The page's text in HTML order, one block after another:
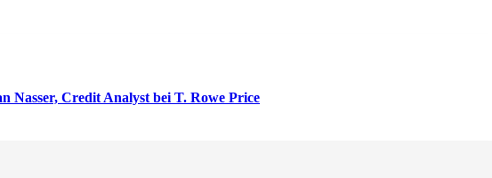
Nasser, Credit Analyst bei T. Rowe Price